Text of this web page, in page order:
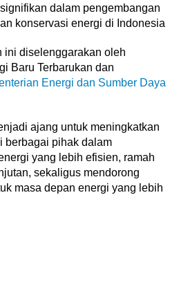
dalam pengembangan
konservasi energi di Indonesia
ini diselenggarakan oleh
Baru Terbarukan dan
Energi dan Sumber Daya
ajang untuk meningkatkan
berbagai pihak dalam
yang lebih efisien, ramah
sekaligus mendorong
masa depan energi yang lebih